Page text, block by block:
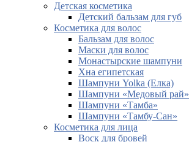
Детская косметика
Детский бальзам для губ
Косметика для волос
Бальзам для волос
Маски для волос
Монастырские шампуни
Хна египетская
Шампуни Yolka (Елка)
Шампуни «Медовый рай»
Шампуни «Тамба»
Шампуни «Тамбу-Сан»
Косметика для лица
Воск для бровей